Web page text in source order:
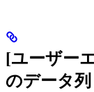
[ユーザー
のデータ列